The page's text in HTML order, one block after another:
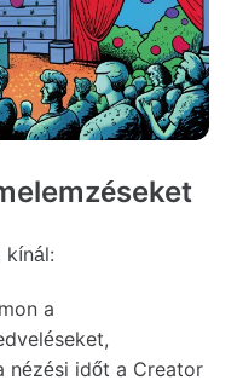
a
nézési időt a Creator